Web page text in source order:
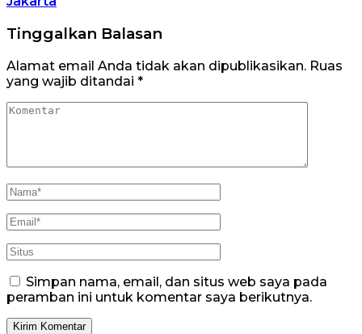
Tinggalkan Balasan
Alamat email Anda tidak akan dipublikasikan. Ruas
yang wajib ditandai *
Simpan nama, email, dan situs web saya pada
peramban ini untuk komentar saya berikutnya.